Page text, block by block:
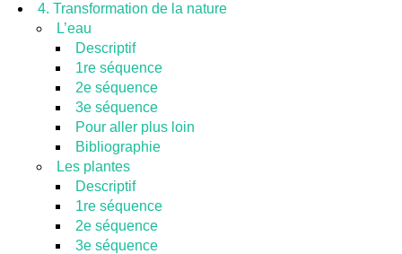
4. Transformation de la nature
L’eau
Descriptif
1re séquence
2e séquence
3e séquence
Pour aller plus loin
Bibliographie
Les plantes
Descriptif
1re séquence
2e séquence
3e séquence